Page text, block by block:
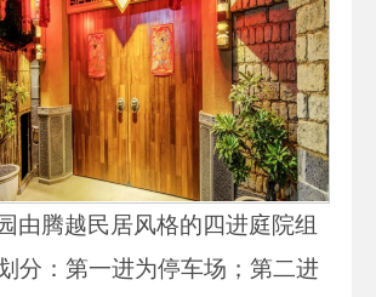
由腾越民居风格的四进庭院组
分：第一进为停车场；第二进